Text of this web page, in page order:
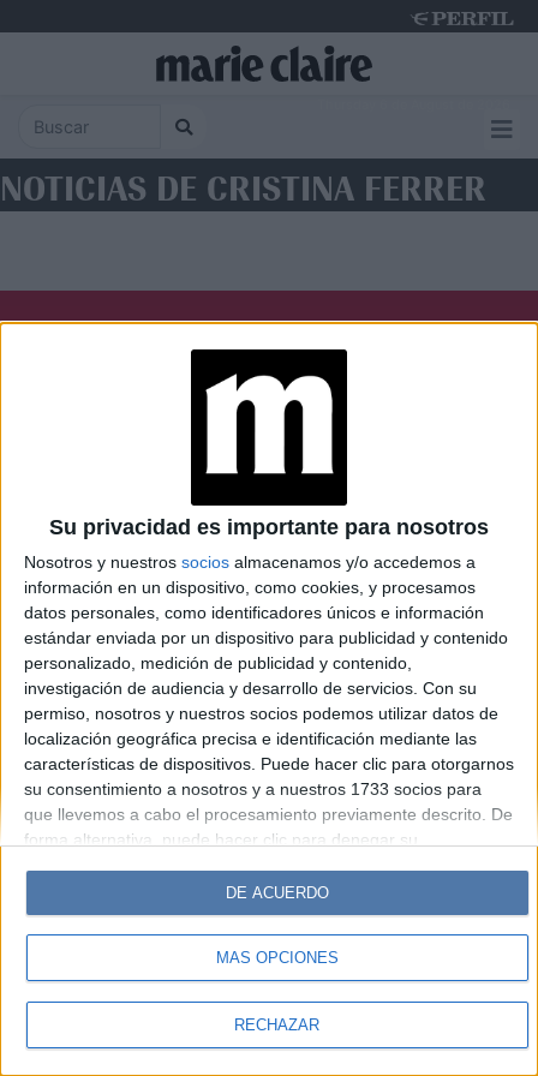
Su privacidad es importante para nosotros
Nosotros y nuestros socios almacenamos y/o accedemos a
información en un dispositivo, como cookies, y procesamos
datos personales, como identificadores únicos e información
estándar enviada por un dispositivo para publicidad y contenido
personalizado, medición de publicidad y contenido,
investigación de audiencia y desarrollo de servicios. Con su
permiso, nosotros y nuestros socios podemos utilizar datos de
localización geográfica precisa e identificación mediante las
características de dispositivos. Puede hacer clic para otorgarnos
su consentimiento a nosotros y a nuestros 1733 socios para
que llevemos a cabo el procesamiento previamente descrito. De
forma alternativa, puede hacer clic para denegar su
cambiar sus preferencias antes de otorgar su consentimiento.
Tenga en cuenta que algún procesamiento de sus datos
personales puede no requerir de su consentimiento, pero usted
tiene el derecho de rechazar tal procesamiento. Sus
sus preferencias o retirar su consentimiento en cualquier
MÁS OPCIONES
RECHAZAR
DE ACUERDO
NOTICIAS DE CRISTINA FERRER
Caras Noticias
Weekend Parabrisas
Look
Luz Mía Lunateen Break BATimes
© Perfil.com 2006-2019 - Todos los derechos reservados
Registro de Propiedad Intelectual: Nro. 5346433